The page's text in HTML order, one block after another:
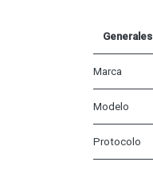
Generales
Marca
Modelo
Protocolo